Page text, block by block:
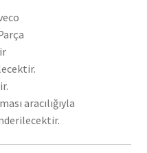
aracılığıyla